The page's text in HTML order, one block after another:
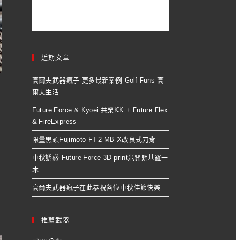
近期文章
高爾夫武器瘋子-更多最新案例 Golf Funs 高
爾夫生活
Future Force & Kyoei 共榮KK + Future Flex
& FireExpress
限量黑頭Fujimoto FT-2 MB-X改良式刀背
中秋誘惑-Future Force 3D print米開朗基羅一
木
高爾夫武器瘋子在此恭祝各位中秋佳節快樂
推薦武器